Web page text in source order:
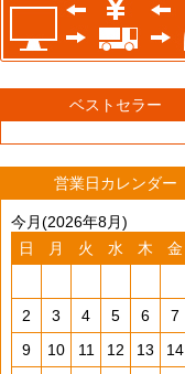
ベストセラー
営業日カレンダー
今月(2026年8月)
日
月 火 水 木 金
2
3 4 5 6 7
9
10 11 12 13 14